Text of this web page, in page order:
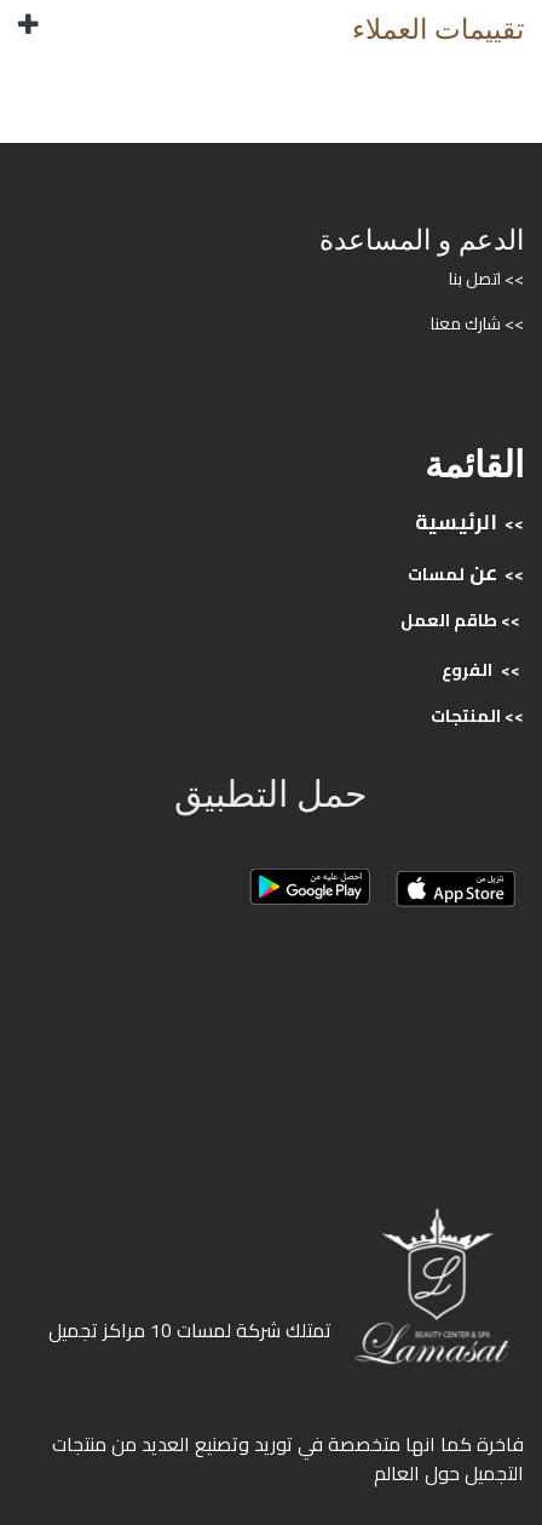
تقييمات العملاء
الدعم و المساعدة
>> اتصل بنا
>> شارك معنا
القائمة
>> الرئيسية
>> عن لمسات
>> طاقمالعمل
>> الفروع
>>المنتجات
حمل التطبيق
ﺗﻤﺘﻠﻚ ﺷﺮﻛﺔ ﻟﻤﺴﺎت 10 ﻣﺮاﻛﺰ ﺗﺠﻤﻴﻞ
ﻓﺎﺧﺮة كما انها ﻣﺘﺨﺼﺼﺔ ﻓﻲ ﺗﻮرﻳﺪ وﺗﺼﻨﻴﻊ اﻟﻌﺪﻳﺪ ﻣﻦ ﻣﻨﺘﺠﺎت
اﻟﺘﺠﻤﻴﻞ ﺣﻮل اﻟﻌﺎﻟﻢ